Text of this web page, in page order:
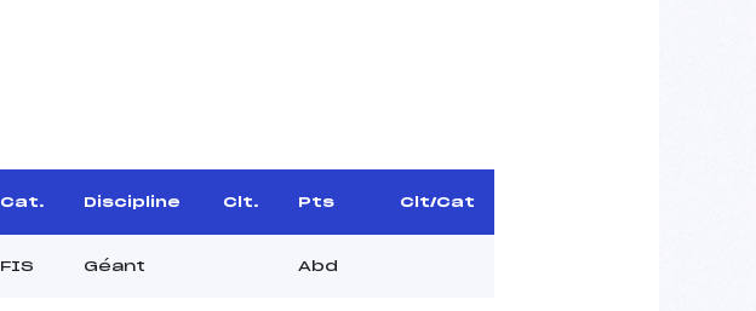
Cat. Discipline Clt. Pts Clt/Cat
FIS Géant Abd